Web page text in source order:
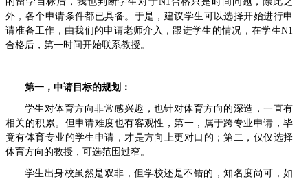
外，各个申请条件都已具备。于是，建议学生可以选择开始进行申
请准备工作，由我们的申请老师介入，跟进学生的情况，在学生N1
合格后，第一时间开始联系教授。
第一，申请目标的规划：
学生对体育方向非常感兴趣，也针对体育方向的深造，一直有
相关的积累。但申请难度也有客观性，第一，属于跨专业申请，毕
竟有体育专业的学生申请，才是方向上更对口的；第二，仅仅选择
体育方向的教授，可选范围过窄。
学生出身校虽然是双非，但学校还是不错的，知名度尚可，如